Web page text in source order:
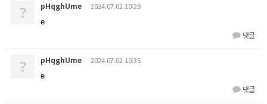
? pHqghUme 2024.07.02 10:29
e
댓글
? pHqghUme 2024.07.02 10:35
e
댓글